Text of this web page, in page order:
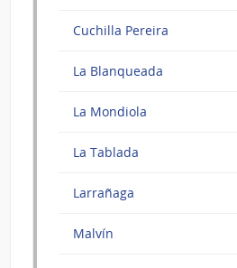
Cuchilla Pereira
La Blanqueada
La Mondiola
La Tablada
Larrañaga
Malvín